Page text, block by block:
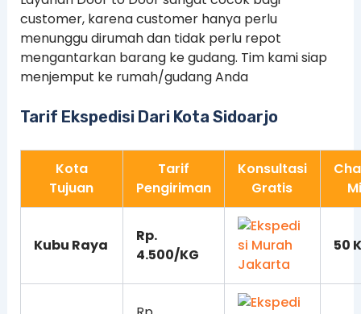
customer, karena customer hanya perlu
menunggu dirumah dan tidak perlu repot
mengantarkan barang ke gudang. Tim kami siap
menjemput ke rumah/gudang Anda
Tarif Ekspedisi Dari Kota Sidoarjo
Kota
Tujuan
Tarif
Pengiriman
Konsultasi
Gratis
Kubu Raya
Rp.
4.500/KG
50